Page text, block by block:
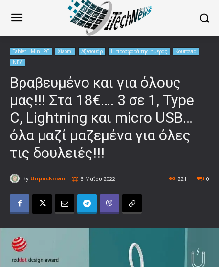
Tablet - Mini PC Xiaomi Αξεσουάρ Η προσφορά της ημέρας
Κουπόνια
ΝΕΑ
Βραβευμένο και για όλους
μας!!! Στα 18€…. 3 σε 1, Type
C, Lightning και micro USB…
όλα μαζί μαζεμένα για όλες
τις δουλειές!!!
By Unpackman 3 Μαΐου 2022 0
221